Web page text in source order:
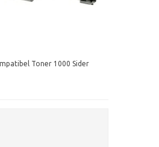
Toner 1000 Sider